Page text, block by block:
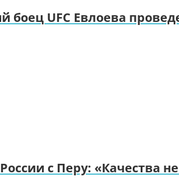
UFC Евлоева
с Перу: «Качества